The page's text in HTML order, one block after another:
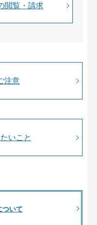
閲覧・請求
注意
いこと
ついて